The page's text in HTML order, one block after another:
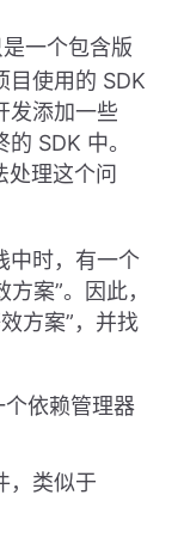
一个包含版
目使用的 SDK
发添加一些
SDK 中。
处理这个问
中时，有一个
案”。因此，
方案”，并找
依赖管理器
，类似于